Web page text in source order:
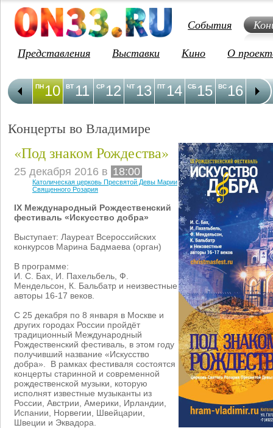
События
Представления
Выставки Кино О
10
ПН 11
ВТ 12
СР 13
ЧТ 14
ПТ 15
СБ 16
ВС 17
ПН
Концерты во Владимире
«Под знаком Рождества»
25 декабря 2016 в 18:00
Католическая церковь Пресвятой Девы Марии
Священного Розария
IX Международный Рождественский
фестиваль «Искусство добра»
Выступает: Лауреат Всероссийских
конкурсов Марина Бадмаева (орган)
В программе:
И. С. Бах, И. Пахельбель, Ф.
Мендельсон, К. Бальбатр и неизвестные
авторы 16-17 веков.
C 25 декабря по 8 января в Москве и
других городах России пройдёт
традиционный Международный
Рождественский фестиваль, в этом году
получивший название «Искусство
добра». В рамках фестиваля состоятся
концерты старинной и современной
рождественской музыки, которую
исполнят известные музыканты из
России, Австрии, Америки, Ирландии,
Испании, Норвегии, Швейцарии,
Швеции и Эквадора.